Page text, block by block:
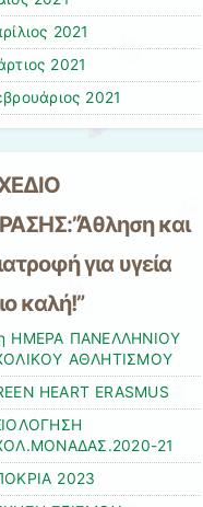
2021
2021
2021
και
για υγεία
καλή!”
ΗΜΕΡΑ ΠΑΝΕΛΛΗΝΙΟΥ
ΑΘΛΗΤΙΣΜΟΥ
HEART ERASMUS
21
2023